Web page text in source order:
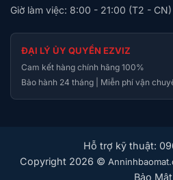
Giờ làm việc: 8:00 - 21:00 (T2 - CN)
ĐẠI LÝ ỦY QUYỀN EZVIZ
Cam kết hàng chính hãng 100%
Bảo hành 24 tháng | Miễn phí vận
Hỗ trợ kỹ thuật:
Copyright 2026 ©
Bảo Mật